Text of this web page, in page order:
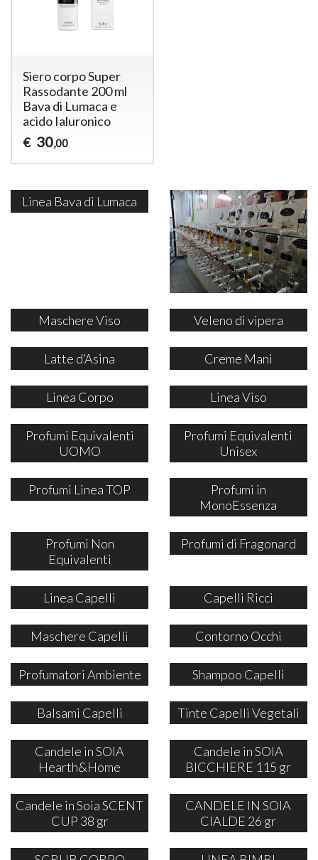
Siero corpo Super
Rassodante 200 ml
Bava di Lumaca e
acido Ialuronico
€ 30,00
Linea Bava di Lumaca
Maschere Viso Veleno di vipera
Latte d’Asina Creme Mani
Linea Corpo Linea Viso
Profumi Equivalenti
UOMO
Profumi Equivalenti
Unisex
Profumi Linea TOP
Profumi in
MonoEssenza
Profumi Non
Equivalenti
Profumi di Fragonard
Linea Capelli Capelli Ricci
Maschere Capelli Contorno Occhi
Profumatori Ambiente Shampoo Capelli
Balsami Capelli Tinte Capelli Vegetali
Candele in SOIA
Hearth&Home
Candele in SOIA
BICCHIERE 115 gr
Candele in Soia SCENT
CUP 38 gr
CANDELE IN SOIA
CIALDE 26 gr